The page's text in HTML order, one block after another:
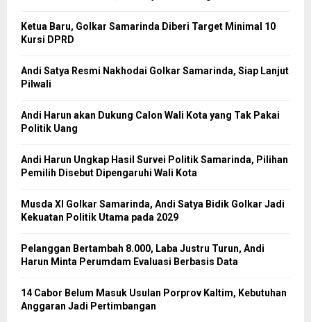
Ketua Baru, Golkar Samarinda Diberi Target Minimal 10
Kursi DPRD
Andi Satya Resmi Nakhodai Golkar Samarinda, Siap Lanjut
Pilwali
Andi Harun akan Dukung Calon Wali Kota yang Tak Pakai
Politik Uang
Andi Harun Ungkap Hasil Survei Politik Samarinda, Pilihan
Pemilih Disebut Dipengaruhi Wali Kota
Musda XI Golkar Samarinda, Andi Satya Bidik Golkar Jadi
Kekuatan Politik Utama pada 2029
Pelanggan Bertambah 8.000, Laba Justru Turun, Andi
Harun Minta Perumdam Evaluasi Berbasis Data
14 Cabor Belum Masuk Usulan Porprov Kaltim, Kebutuhan
Anggaran Jadi Pertimbangan